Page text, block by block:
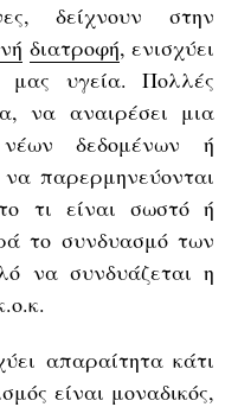
δείχνουν στην
διατροφή, ενισχύει
μας υγεία. Πολλές
να αναιρέσει μια
δεδομένων ή
παρερμηνεύονται
τι είναι σωστό ή
το συνδυασμό των
να συνδυάζεται η
απαραίτητα κάτι
είναι μοναδικός,